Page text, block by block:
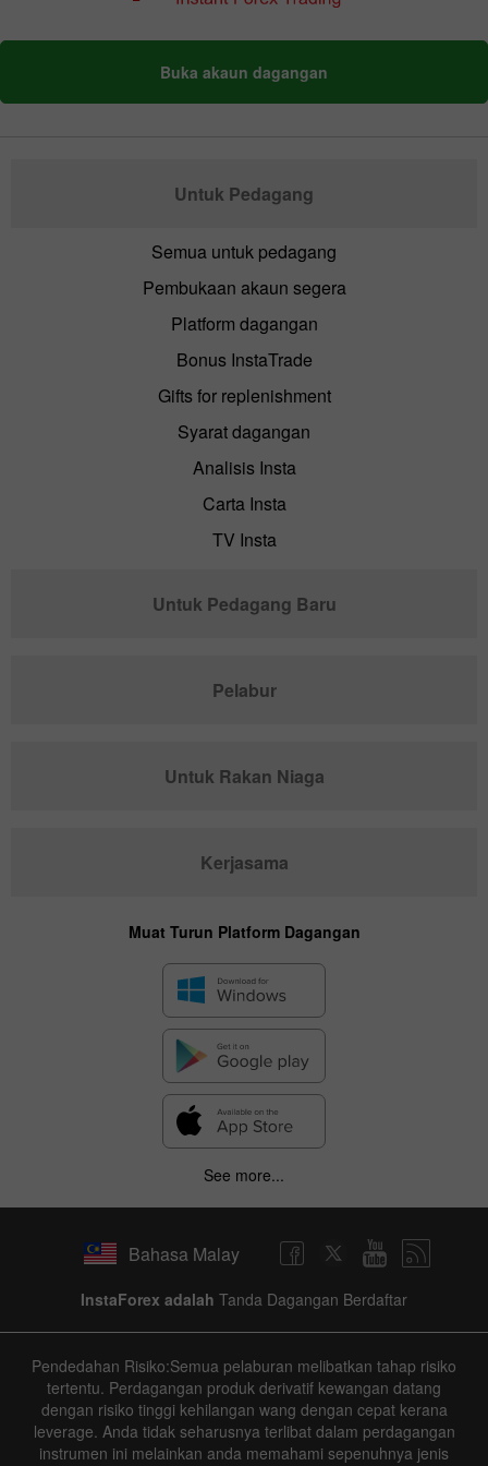
Buka akaun dagangan
Untuk Pedagang
Semua untuk pedagang
Pembukaan akaun segera
Platform dagangan
Bonus InstaTrade
Gifts for replenishment
Syarat dagangan
Analisis Insta
Carta Insta
TV Insta
Untuk Pedagang Baru
Pelabur
Untuk Rakan Niaga
Kerjasama
Muat Turun Platform Dagangan
See more...
Bahasa Malay
InstaForex adalah Tanda Dagangan Berdaftar
Pendedahan Risiko:Semua pelaburan melibatkan tahap risiko
tertentu. Perdagangan produk derivatif kewangan datang
dengan risiko tinggi kehilangan wang dengan cepat kerana
leverage. Anda tidak seharusnya terlibat dalam perdagangan
instrumen ini melainkan anda memahami sepenuhnya jenis